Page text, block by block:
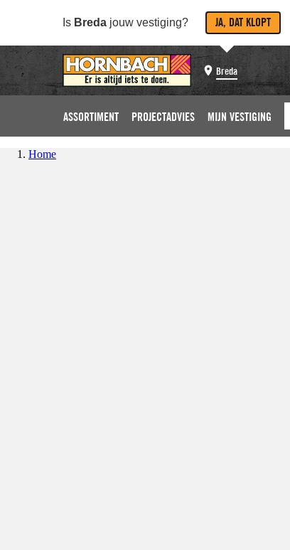
Is Breda jouw vestiging? JA, DAT KLOPT
Breda
ASSORTIMENT PROJECTADVIES MIJN VESTIGING
Home